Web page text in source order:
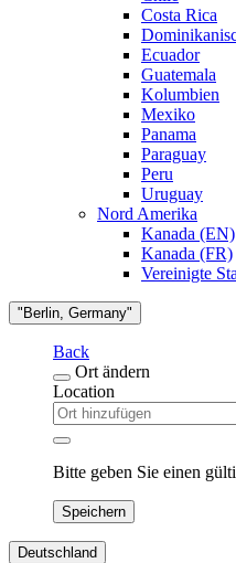
Costa Rica
Ecuador
Guatemala
Kolumbien
Mexiko
Panama
Paraguay
Peru
Uruguay
Nord Amerika
Kanada (EN)
Kanada (FR)
Vereinigte
"Berlin, Germany"
Back
Ort ändern
Location
Bitte geben Sie einen
Speichern
Deutschland